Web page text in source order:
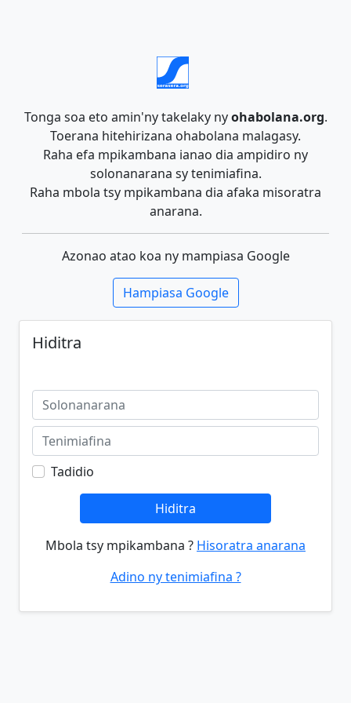
Tonga soa eto amin'ny takelaky nyohabolana.org.
Toerana hitehirizana ohabolana malagasy.
Raha efa mpikambana ianao dia ampidiro ny
solonanarana sy tenimiafina.
Raha mbola tsy mpikambana dia afaka misoratra
anarana.
Azonao atao koa ny mampiasa Google
Hampiasa Google
Hiditra
Tadidio
Hiditra
Mbola tsy mpikambana ? Hisoratra anarana
Adino ny tenimiafina ?